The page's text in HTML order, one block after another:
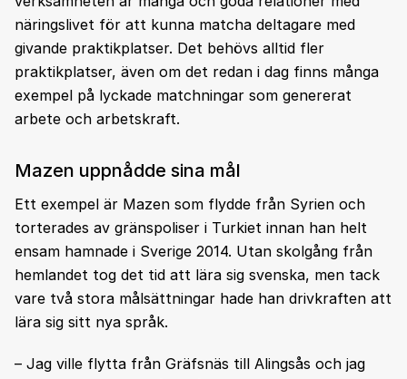
näringslivet för att kunna matcha deltagare med
givande praktikplatser. Det behövs alltid fler
praktikplatser, även om det redan i dag finns många
exempel på lyckade matchningar som genererat
arbete och arbetskraft.
Mazen uppnådde sina mål
Ett exempel är Mazen som flydde från Syrien och
torterades av gränspoliser i Turkiet innan han helt
ensam hamnade i Sverige 2014. Utan skolgång från
hemlandet tog det tid att lära sig svenska, men tack
vare två stora målsättningar hade han drivkraften att
lära sig sitt nya språk.
– Jag ville flytta från Gräfsnäs till Alingsås och jag